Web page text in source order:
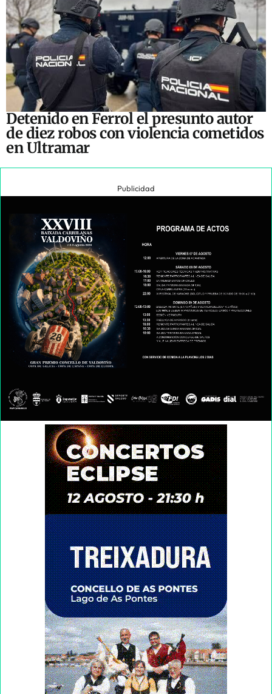
Detenido en Ferrol el presunto autor
de diez robos con violencia cometidos
en Ultramar
Publicidad